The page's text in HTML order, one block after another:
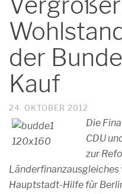
der
Kauf
24. OKTOBER 2012
Die
CDU
zur
Hauptstadt-Hilfe für